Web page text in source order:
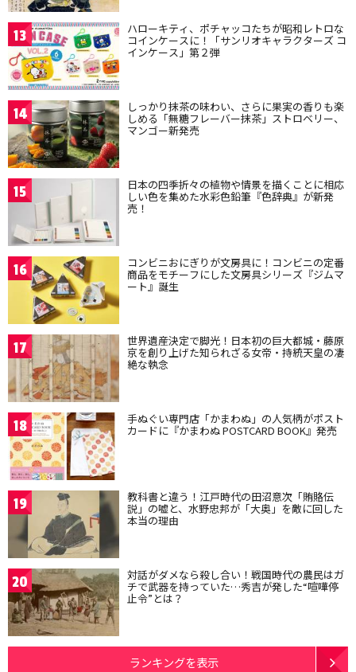
13 ハローキティ、ポチャッコたちが昭和レトロな
コインケースに！「サンリオキャラクターズ コ
インケース」第２弾
14 しっかり抹茶の味わい、さらに果実の香りも楽
しめる「無糖フレーバー抹茶」ストロベリー、
マンゴー新発売
15 日本の四季折々の植物や情景を描くことに相応
しい色を集めた水彩色鉛筆『色辞典』が新発
売！
16 コンビニおにぎりが文房具に！コンビニの定番
商品をモチーフにした文房具シリーズ『ジムマ
ート』誕生
17 世界遺産決定で脚光！日本初の巨大都城・藤原
京を創り上げた知られざる女帝・持統天皇の凄
絶な執念
18 手ぬぐい専門店「かまわぬ」の人気柄がポスト
カードに『かまわぬ POSTCARD BOOK』発売
19 教科書と違う！江戸時代の田沼意次「賄賂伝
説」の嘘と、水野忠邦が「大奥」を敵に回した
本当の理由
20 対話がダメなら殺し合い！戦国時代の農民はガ
チで武器を持っていた…秀吉が発した“喧嘩停
止令”とは？
ランキングを表示